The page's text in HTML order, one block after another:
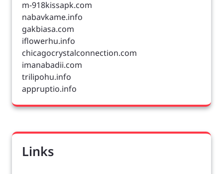
m-918kissapk.com
nabavkame.info
gakbiasa.com
iflowerhu.info
chicagocrystalconnection.com
imanabadii.com
trilipohu.info
appruptio.info
Links